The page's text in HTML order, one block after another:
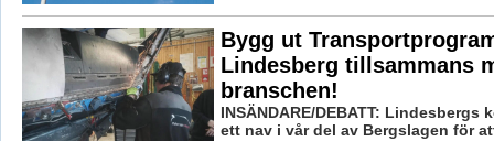
Bygg ut
Lindesberg tillsammans
branschen!
INSÄNDARE/DEBATT: Lindesbergs
ett nav i vår del av Bergslagen för